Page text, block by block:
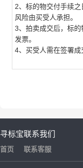
2、标的物交付手续
风险由买受人承担。
3、拍卖成交后，标
发票。
4、买受人需在签署
寻标宝
首页
联系我们
联系客服